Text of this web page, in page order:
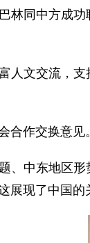
林同中方成
人文交流，
合作交换意
、中东地区
展现了中国的